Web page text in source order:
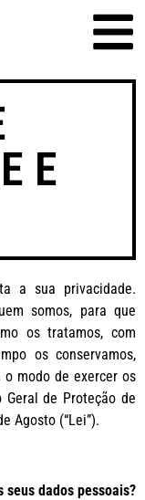
E
a sua privacidade.
somos, para que
os tratamos, com
os conservamos,
modo de exercer os
de Proteção de
Agosto (“Lei”).
seus dados pessoais?